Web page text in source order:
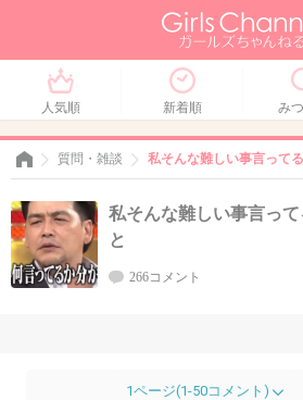
人気順 新着順 み
質問・雑談 私そんな難しい事言って
私そんな難しい事言っ
と
266コメント
1ページ(1-50コメント)